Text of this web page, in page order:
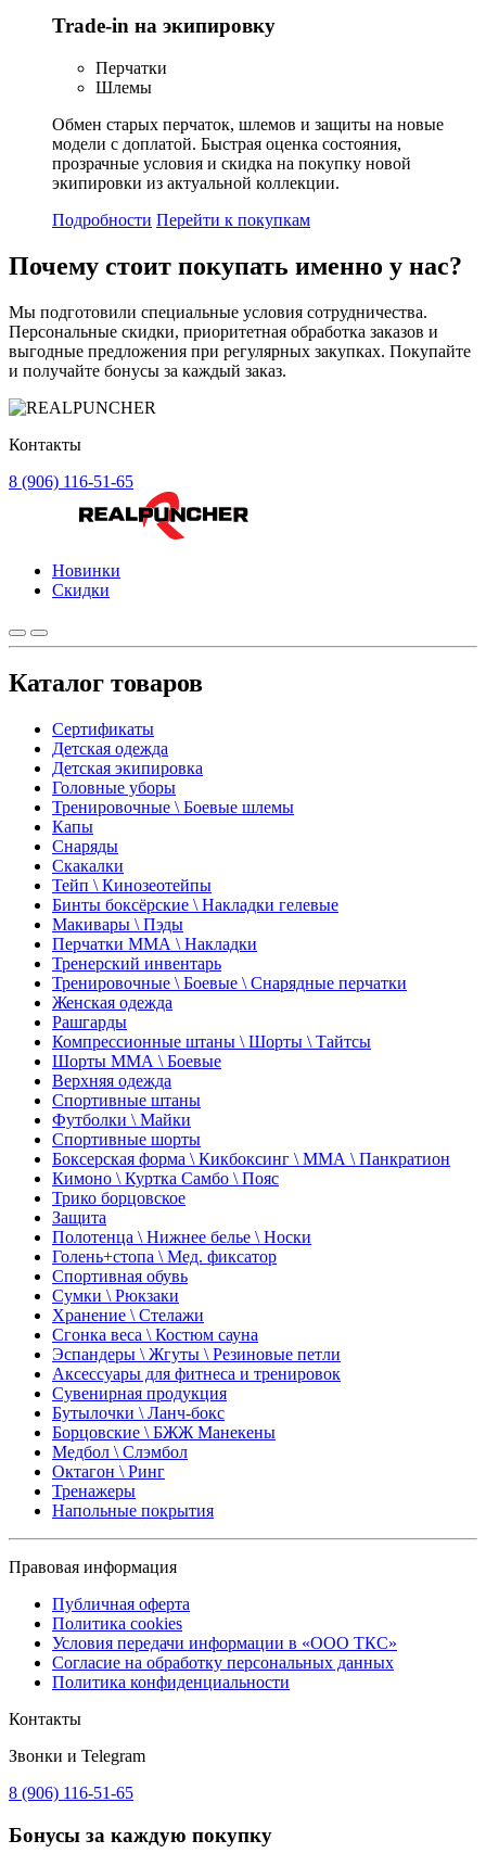
Trade-in на экипировку
Перчатки
Шлемы
Обмен старых перчаток, шлемов и защиты на новые
модели с доплатой. Быстрая оценка состояния,
прозрачные условия и скидка на покупку новой
экипировки из актуальной коллекции.
Подробности Перейти к покупкам
Почему стоит покупать именно у нас?
Мы подготовили специальные условия сотрудничества.
Персональные скидки, приоритетная обработка заказов и
выгодные предложения при регулярных закупках. Покупайте
и получайте бонусы за каждый заказ.
Контакты
8 (906) 116-51-65
Новинки
Скидки
Каталог товаров
Сертификаты
Детская одежда
Детская экипировка
Головные уборы
Тренировочные \ Боевые шлемы
Капы
Снаряды
Скакалки
Тейп \ Кинозеотейпы
Бинты боксёрские \ Накладки гелевые
Макивары \ Пэды
Перчатки ММА \ Накладки
Тренерский инвентарь
Тренировочные \ Боевые \ Снарядные перчатки
Женская одежда
Рашгарды
Компрессионные штаны \ Шорты \ Тайтсы
Шорты ММА \ Боевые
Верхняя одежда
Спортивные штаны
Футболки \ Майки
Спортивные шорты
Боксерская форма \ Кикбоксинг \ ММА \ Панкратион
Кимоно \ Куртка Самбо \ Пояс
Трико борцовское
Защита
Полотенца \ Нижнее белье \ Носки
Голень+стопа \ Мед. фиксатор
Спортивная обувь
Сумки \ Рюкзаки
Хранение \ Стелажи
Сгонка веса \ Костюм сауна
Эспандеры \ Жгуты \ Резиновые петли
Аксессуары для фитнеса и тренировок
Сувенирная продукция
Бутылочки \ Ланч-бокс
Борцовские \ БЖЖ Манекены
Медбол \ Слэмбол
Октагон \ Ринг
Тренажеры
Напольные покрытия
Правовая информация
Публичная оферта
Политика cookies
Условия передачи информации в «ООО ТКС»
Согласие на обработку персональных данных
Политика конфиденциальности
Контакты
Звонки и Telegram
8 (906) 116-51-65
Бонусы за каждую покупку